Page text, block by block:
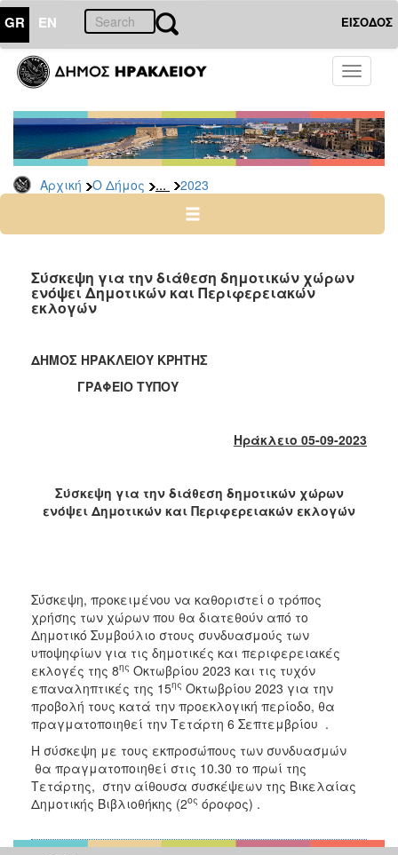
GR EN ΕΙΣΟΔΟΣ
Toggle
Αρχική Ο Δήμος ... 2023
ΔΗΜΟΣ
Δελτία
Τύπου
Αρχείο
2026
2024
2022
2021
2013
2006
ΤΟΠΟΣ
ΠΟΛΙΤΙΣΜΟΣ
ΑΝΘΕΚΤΙΚΗ
Σύσκεψη για την διάθεση δημοτικών χώρων
ενόψει Δημοτικών και Περιφερειακών
εκλογών
ΔΗΜΟΣ ΗΡΑΚΛΕΙΟΥ ΚΡΗΤΗΣ
ΓΡΑΦΕΙΟ ΤΥΠΟΥ
Ηράκλειο 05-09-2023
Σύσκεψη για την διάθεση δημοτικών χώρων
ενόψει Δημοτικών και Περιφερειακών εκλογών
Σύσκεψη, προκειμένου να καθοριστεί ο τρόπος
χρήσης των χώρων που θα διατεθούν από το
Δημοτικό Συμβούλιο στους συνδυασμούς των
υποψηφίων για τις δημοτικές και περιφερειακές
εκλογές της 8ης Οκτωβρίου 2023 και τις τυχόν
επαναληπτικές της 15ης Οκτωβρίου 2023 για την
προβολή τους κατά την προεκλογική περίοδο, θα
πραγματοποιηθεί την Τετάρτη 6 Σεπτεμβρίου .
Η σύσκεψη με τους εκπροσώπους των συνδυασμών
θα πραγματοποιηθεί στις 10.30 το πρωί της
Τετάρτης, στην αίθουσα συσκέψεων της Βικελαίας
Δημοτικής Βιβλιοθήκης (2ος όροφος) .